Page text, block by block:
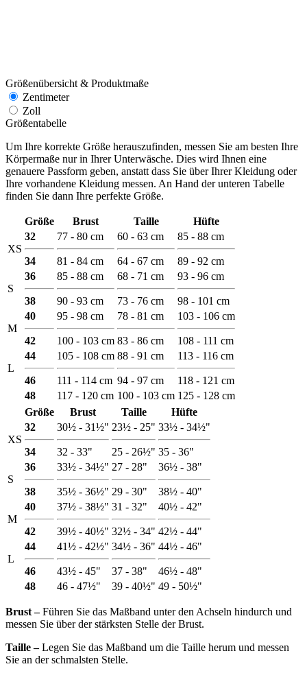
Größenübersicht & Produktmaße
Zentimeter
Zoll
Größentabelle
Um Ihre korrekte Größe herauszufinden, messen Sie am besten Ihre
Körpermaße nur in Ihrer Unterwäsche. Dies wird Ihnen eine
genauere Passform geben, anstatt dass Sie über Ihrer Kleidung oder
Ihre vorhandene Kleidung messen. An Hand der unteren Tabelle
finden Sie dann Ihre perfekte Größe.
Größe Brust Taille Hüfte
XS
32
34
77 - 80 cm
81 - 84 cm
60 - 63 cm
64 - 67 cm
85 - 88 cm
89 - 92 cm
S
36
38
85 - 88 cm
90 - 93 cm
68 - 71 cm
73 - 76 cm
93 - 96 cm
98 - 101 cm
M
40
42
95 - 98 cm
100 - 103 cm
78 - 81 cm
83 - 86 cm
103 - 106 cm
108 - 111 cm
L
44
46
105 - 108 cm
111 - 114 cm
88 - 91 cm
94 - 97 cm
113 - 116 cm
118 - 121 cm
48
117 - 120 cm 100 - 103 cm 125 - 128 cm
Größe
Brust Taille Hüfte
XS
32
34
30½ - 31½"
32 - 33"
23½ - 25"
25 - 26½"
33½ - 34½"
35 - 36"
S
36
38
33½ - 34½"
35½ - 36½"
27 - 28"
29 - 30"
36½ - 38"
38½ - 40"
M
40
42
37½ - 38½"
39½ - 40½"
31 - 32"
32½ - 34"
40½ - 42"
42½ - 44"
L
44
46
41½ - 42½"
43½ - 45"
34½ - 36"
37 - 38"
44½ - 46"
46½ - 48"
48
46 - 47½" 39 - 40½" 49 - 50½"
Brust ‒Führen Sie das Maßband unter den Achseln hindurch und
messen Sie über der stärksten Stelle der Brust.
Taille ‒Legen Sie das Maßband um die Taille herum und messen
Sie an der schmalsten Stelle.